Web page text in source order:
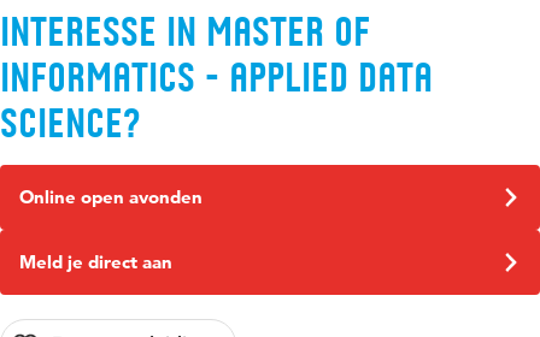
Interesse in Master of
Informatics - Applied Data
Science?
Online open avonden
Meld je direct aan